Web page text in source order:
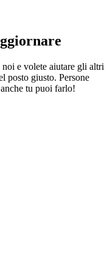
e volete aiutare gli altri
posto giusto. Persone
tu puoi farlo!